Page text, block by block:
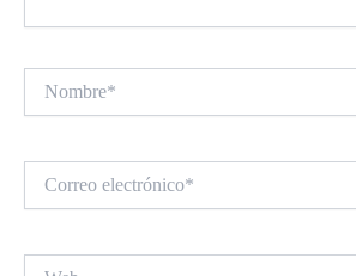
electrónico*